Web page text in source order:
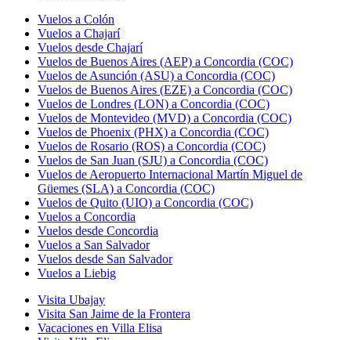
Vuelos a Colón
Vuelos a Chajarí
Vuelos desde Chajarí
Vuelos de Buenos Aires (AEP) a Concordia (COC)
Vuelos de Asunción (ASU) a Concordia (COC)
Vuelos de Buenos Aires (EZE) a Concordia (COC)
Vuelos de Londres (LON) a Concordia (COC)
Vuelos de Montevideo (MVD) a Concordia (COC)
Vuelos de Phoenix (PHX) a Concordia (COC)
Vuelos de Rosario (ROS) a Concordia (COC)
Vuelos de San Juan (SJU) a Concordia (COC)
Vuelos de Aeropuerto Internacional Martín Miguel de
Güemes (SLA) a Concordia (COC)
Vuelos de Quito (UIO) a Concordia (COC)
Vuelos a Concordia
Vuelos desde Concordia
Vuelos a San Salvador
Vuelos desde San Salvador
Vuelos a Liebig
Visita Ubajay
Visita San Jaime de la Frontera
Vacaciones en Villa Elisa